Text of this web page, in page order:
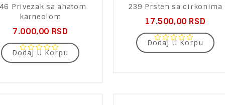
Privezak sa ahatom
karneolom
7.000,00 RSD
0
Dodaj U Korpu
239 Prsten sa cirkonima
17.500,00 RSD
0
Dodaj U Korpu